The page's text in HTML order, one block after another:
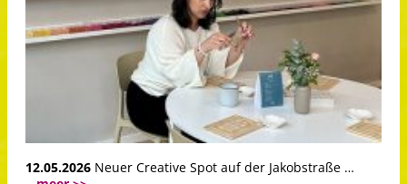
12.05.2026 Neuer Creative Spot auf der Jakobstraße …